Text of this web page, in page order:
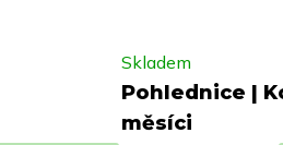
Pohlednice |
měsíci
Skladem